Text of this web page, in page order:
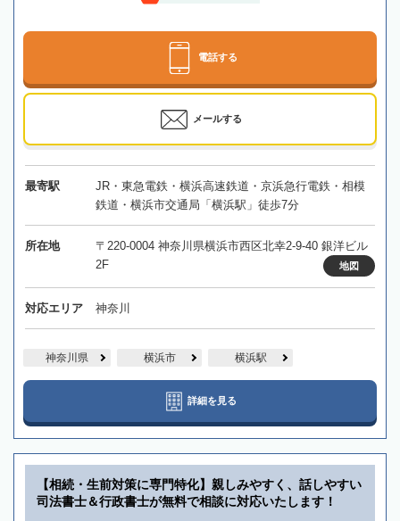
電話する
メールする
最寄駅
JR・東急電鉄・横浜高速鉄道・京浜急行電鉄・相模
鉄道・横浜市交通局「横浜駅」徒歩7分
所在地
〒220-0004 神奈川県横浜市西区北幸2-9-40 銀洋ビル
2F
地図
対応エリア 神奈川
神奈川県 横浜市 横浜駅
詳細を見る
【相続・生前対策に専門特化】親しみやすく、話しやすい
司法書士＆行政書士が無料で相談に対応いたします！